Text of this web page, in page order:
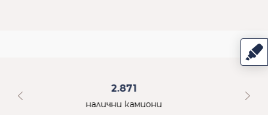
1.079
стоки през последните 24 ч.